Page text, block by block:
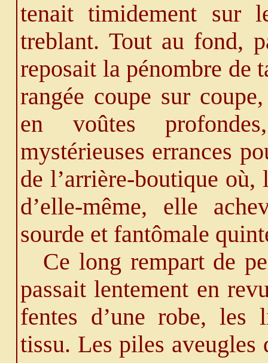
tenait timidement
treblant. Tout au fond,
reposait la pénombre de
rangée coupe sur
en voûtes
mystérieuses errances
de l’arrière-boutique où,
d’elle-même, elle
sourde et fantômale
Ce long rempart de
passait lentement en
fentes d’une robe, les
tissu. Les piles aveugles